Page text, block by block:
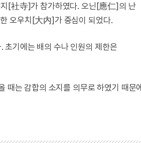
[社寺]가 참가하였다. 오닌[應仁]의 난
오우치[大内]가 중심이 되었다.
기에는 배의 수나 인원의 제한은
때는 감합의 소지를 의무로 하였기 때문에